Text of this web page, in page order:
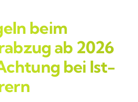
beim
ab 2026
bei Ist-